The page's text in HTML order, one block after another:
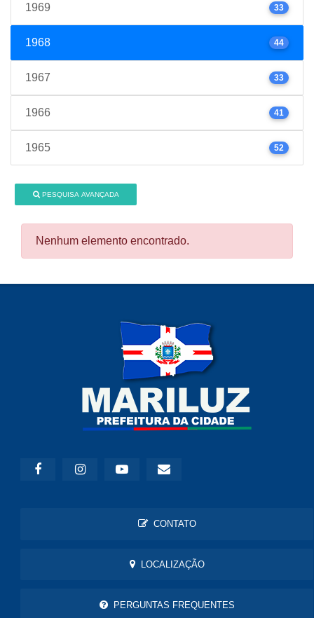
1969 33
1968 44
1967 33
1966 41
1965 52
PESQUISA AVANÇADA
Nenhum elemento encontrado.
CONTATO
LOCALIZAÇÃO
PERGUNTAS FREQUENTES